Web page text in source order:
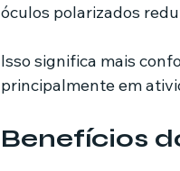
óculos polarizados
Isso significa mais
principalmente em
Benefícios